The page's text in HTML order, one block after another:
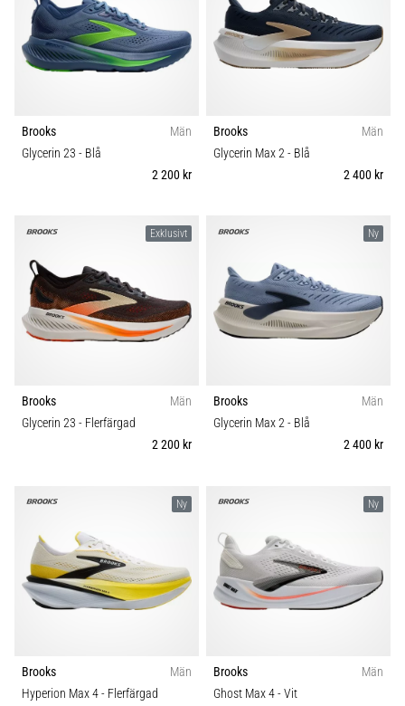
även
känt
som
iliotibialbandssyndrom
ett
mycket
löpare
av.
Vad…
artiklar
Brooks
Män
Glycerin 23 - Blå
2 200 kr
Brooks
Män
Glycerin Max 2- Blå
2 400 kr
Exklusivt
Brooks
Män
Glycerin 23 - Flerfärgad
2 200 kr
Ny
Brooks
Män
Glycerin Max 2- Blå
2 400 kr
Ny
Brooks
Män
Hyperion Max 4- Flerfärgad
Ny
Brooks
Män
Ghost Max 4- Vit